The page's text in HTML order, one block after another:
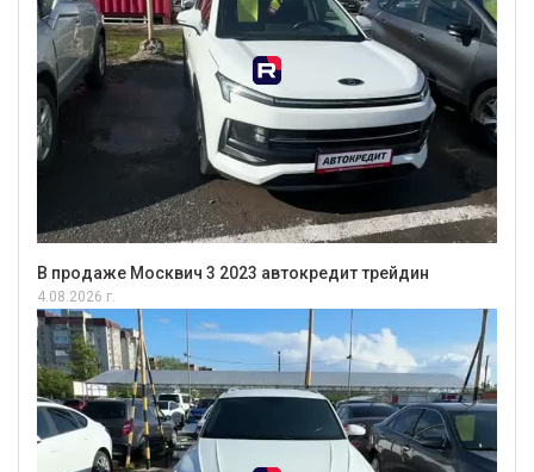
В продаже Москвич 3 2023 автокредит трейдин
4.08.2026 г.